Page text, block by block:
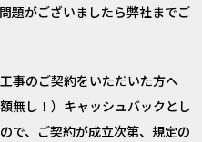
題がございましたら弊社までご
事のご契約をいただいた方へ
無し！）キャッシュバックとし
で、ご契約が成立次第、規定の